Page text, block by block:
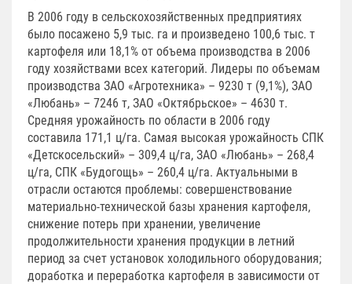
В 2006 году в сельскохозяйственных предприятиях
было посажено 5,9 тыс. га и произведено 100,6 тыс. т
картофеля или 18,1% от объема производства в 2006
году хозяйствами всех категорий. Лидеры по объемам
производства ЗАО «Агротехника» – 9230 т (9,1%), ЗАО
«Любань» – 7246 т, ЗАО «Октябрьское» – 4630 т.
Средняя урожайность по области в 2006 году
составила 171,1 ц/га. Самая высокая урожайность СПК
«Детскосельский» – 309,4 ц/га, ЗАО «Любань» – 268,4
ц/га, СПК «Будогощь» – 260,4 ц/га. Актуальными в
отрасли остаются проблемы: совершенствование
материально-технической базы хранения картофеля,
снижение потерь при хранении, увеличение
продолжительности хранения продукции в летний
период за счет установок холодильного оборудования;
доработка и переработка картофеля в зависимости от